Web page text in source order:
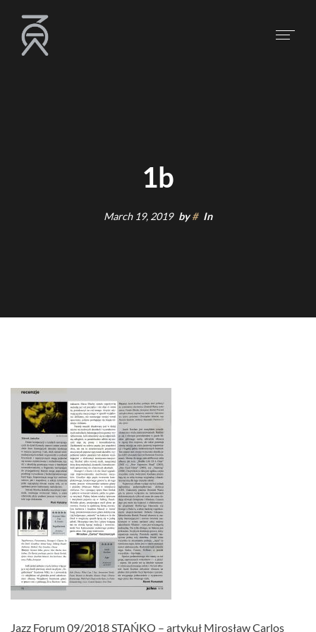
1b
March 19, 2019 by# In
Jazz Forum 09/2018 STAŃKO – artykuł Mirosław Carlos